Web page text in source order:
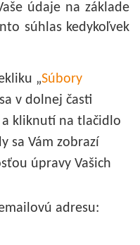
údaje na základe
súhlas kedykoľvek
„Súbory
v dolnej časti
kliknutí na tlačidlo
sa Vám zobrazí
úpravy Vašich
adresu: